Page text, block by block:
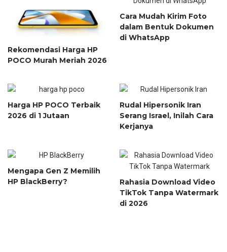
Rekomendasi Harga HP
POCO Murah Meriah 2026
Cara Mudah Kirim Foto
dalam Bentuk Dokumen
di WhatsApp
Harga HP POCO Terbaik
2026 di 1 Jutaan
Rudal Hipersonik Iran
Serang Israel, Inilah Cara
Kerjanya
Mengapa Gen Z Memilih
HP BlackBerry?
Rahasia Download Video
TikTok Tanpa Watermark
di 2026